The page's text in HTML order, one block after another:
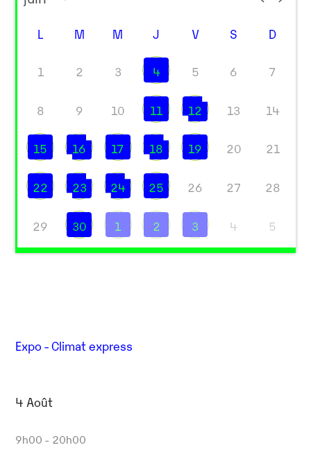
L M M J V S D
1 2 3 4 5 6 7
8 9 10 11 12 13 14
15 16 17 18 19 20 21
22 23 24 25 26 27 28
29 30 1 2 3 4 5
Expo - Climat express
4 Août
9h00 - 20h00